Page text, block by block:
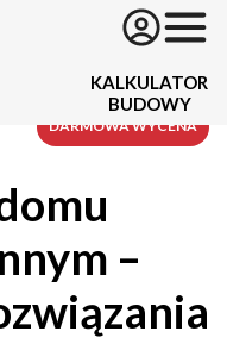
KALKULATOR
BUDOWY
–
DARMOWA WYCENA